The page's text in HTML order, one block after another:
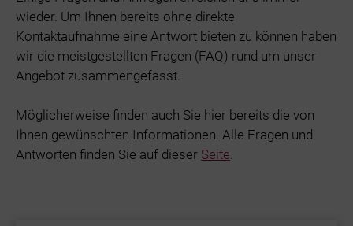
wieder. Um Ihnen bereits ohne direkte
Kontaktaufnahme eine Antwort bieten zu können haben
wir die meistgestellten Fragen (FAQ) rund um unser
Angebot zusammengefasst.
Möglicherweise finden auch Sie hier bereits die von
Ihnen gewünschten Informationen. Alle Fragen und
Antworten finden Sie auf dieser Seite.